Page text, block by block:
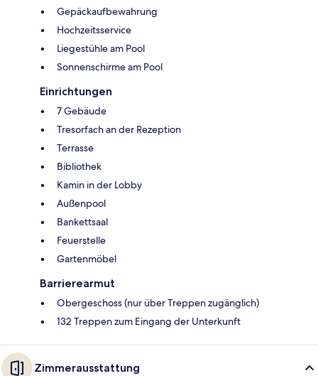
Gepäckaufbewahrung
Hochzeitsservice
Liegestühle am Pool
Sonnenschirme am Pool
Einrichtungen
7 Gebäude
Tresorfach an der Rezeption
Terrasse
Bibliothek
Kamin in der Lobby
Außenpool
Bankettsaal
Feuerstelle
Gartenmöbel
Barrierearmut
Obergeschoss (nur über Treppen zugänglich)
132 Treppen zum Eingang der Unterkunft
Zimmerausstattung